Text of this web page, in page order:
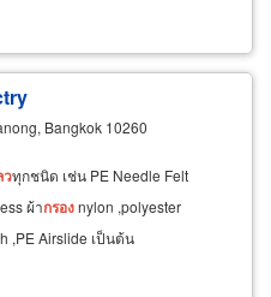
Bangkok 10260
วทุกชนิด เช่น PE Needle Felt
ผ้ากรองnylon ,polyester
,PE Airslide เป็นต้น